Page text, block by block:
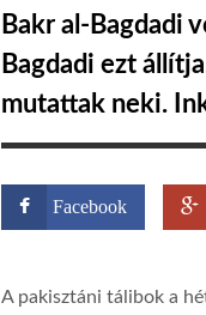
Bakr al-Bagdadi
Bagdadi ezt
mutattak neki.
Facebook
A pakisztáni tálibok a